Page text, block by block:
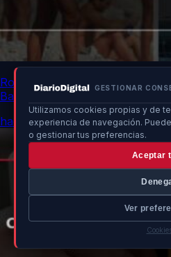
GESTIONAR
Utilizamos cookies propias y de
experiencia de navegación.
o gestionar tus preferencias.
Aceptar
Ver
Rodri se relaja en Ibiza
Barcelona
hace 59 min